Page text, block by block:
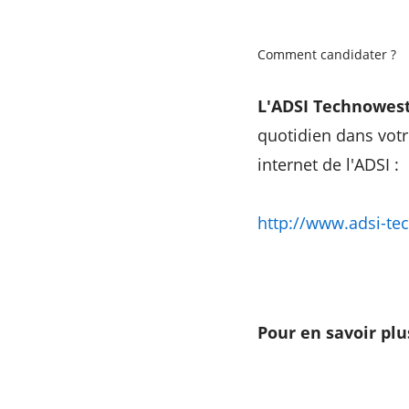
Comment candidater ?
L'ADSI
quotidien dans
internet de l'ADSI :
http://www.adsi-
Pour en savoir